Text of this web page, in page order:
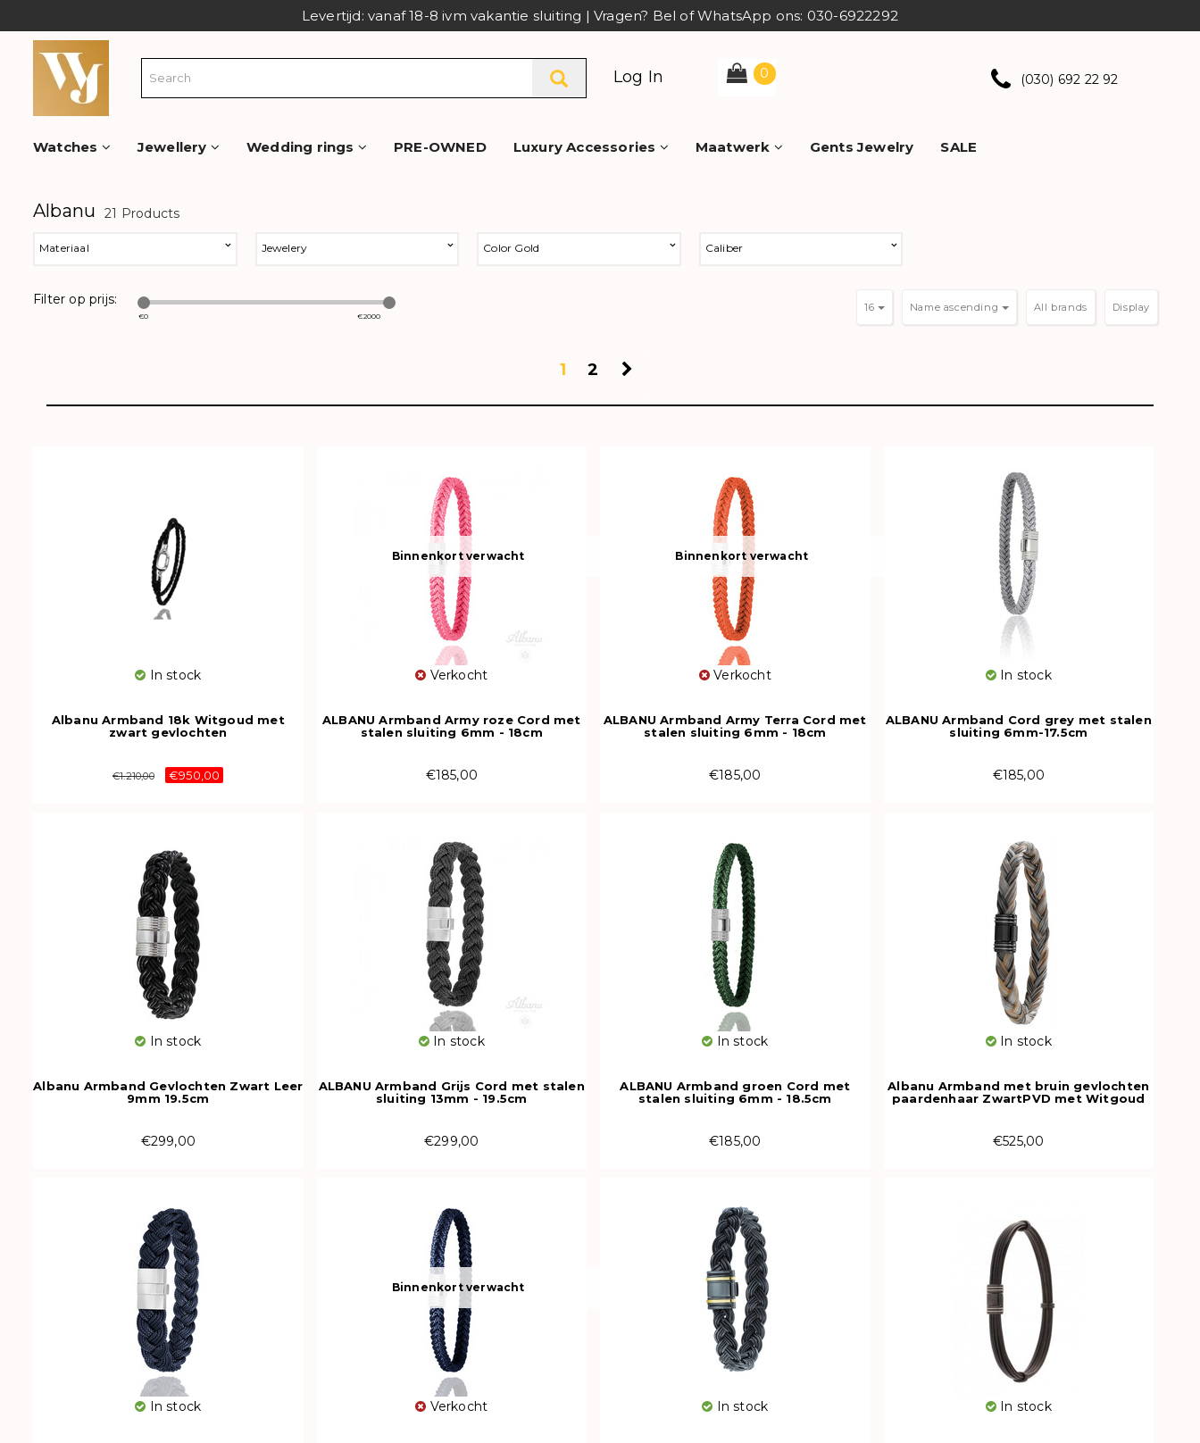
Levertijd: vanaf 18-8 ivm vakantie sluiting | Vragen? Bel of WhatsApp ons: 030-6922292
Log In 0 (030) 692 22 92
Watches Jewellery Wedding rings PRE-OWNED Luxury Accessories Maatwerk Gents Jewelry SALE
Albanu 21 Products
Materiaal Jewelery Color Gold Caliber
Filter op prijs:
€0 €2000
Display
Name ascending
16
1 2
In stock
Albanu Armband 18k Witgoud met
zwart gevlochten
€1.210,00 €950,00
Binnenkort verwacht
Verkocht
ALBANU Armband Army roze Cord met
stalen sluiting 6mm - 18cm
€185,00
Binnenkort verwacht
Verkocht
ALBANU Armband Army Terra Cord met
stalen sluiting 6mm - 18cm
€185,00
In stock
ALBANU Armband Cord grey met stalen
sluiting 6mm-17.5cm
€185,00
In stock
Albanu Armband Gevlochten Zwart Leer
9mm 19.5cm
€299,00
In stock
ALBANU Armband Grijs Cord met stalen
sluiting 13mm - 19.5cm
€299,00
In stock
ALBANU Armband groen Cord met
stalen sluiting 6mm - 18.5cm
€185,00
In stock
Albanu Armband met bruin gevlochten
paardenhaar ZwartPVD met Witgoud
€525,00
In stock
Binnenkort verwacht
Verkocht In stock In stock